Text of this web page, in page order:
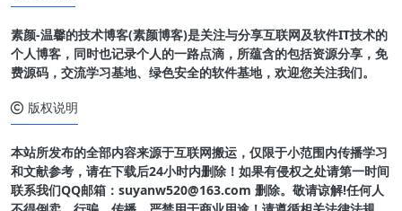
素颜-温馨的技术博客(素颜博客)是关注与分享互联网及软件IT技术的
个人博客，同时也记录个人的一路点滴，所蕴含的包括资源分享，免
费源码，交流学习基地、绿色安全的软件基地，欢迎您关注我们。
版权说明
本站所发布的全部内容来源于互联网搬运，仅限于小范围内传播学习
和文献参考，请在下载后24小时内删除！如果有侵权之处请第一时间
联系我们QQ邮箱：suyanw520@163.com 删除。敬请谅解!任何人